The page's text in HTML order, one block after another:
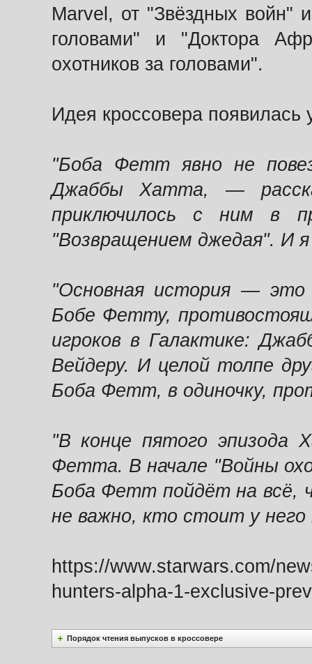
Marvel, от "Звёздных войн"
головами" и "Доктора
охотников за головами".
Идея кроссовера появилась
"Боба Фетт явно не
Джаббы Хатта, —
приключилось с ним в
"Возвращением джедая". И
"Основная история — это
Бобе Фетту,
игроков в Галактике:
Вейдеру. И целой толпе
Боба Фетт, в одиночку,
"В конце пятого эпизода
Фетта. В начале "Войны
Боба Фетт пойдёт на всё,
не важно, кто стоит у него
https://www.starwars.com/
hunters-alpha-1-exclusive-
Порядок чтения выпусков в кроссовере